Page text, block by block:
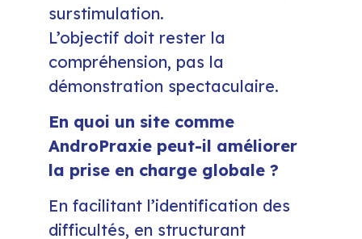
surstimulation.
L’objectif doit rester la
compréhension, pas la
démonstration spectaculaire.
En quoi un site comme
AndroPraxie peut-il améliorer
la prise en charge globale ?
En facilitant l’identification des
difficultés, en structurant